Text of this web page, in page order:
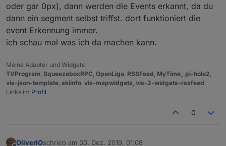
oder gar 0px), dann werden die Events erkannt, da du
dann ein segment selbst triffst. dort funktioniert die
event Erkennung immer.
ich schau mal was ich da machen kann.
Meine Adapter und Widgets
TVProgram SqueezeboxRPC OpenLiga RSSFeed MyTime pi-hole2
vis-json-template skiinfo vis-mapwidgets vis-2-widgets-rssfeed
Links im Profil
0
OliverIOschrieb am 30. Dez. 2019, 01:08